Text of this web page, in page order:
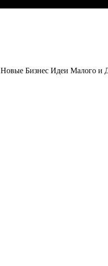
Новые Бизнес Идеи Малого и